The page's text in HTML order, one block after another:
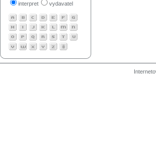
interpret vydavatel